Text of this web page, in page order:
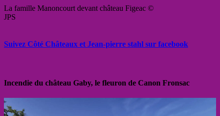
La famille Manoncourt devant château Figeac ©
JPS
Suivez Côté Châteaux et Jean-pierre stahl sur facebook
Incendie du château Gaby, le fleuron de Canon Fronsac